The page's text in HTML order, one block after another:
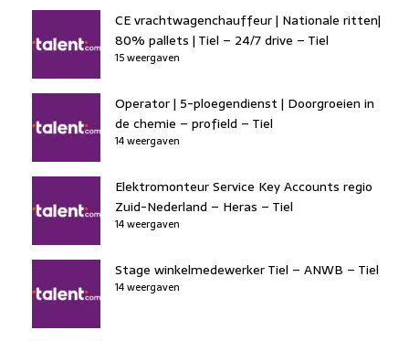
CE vrachtwagenchauffeur | Nationale ritten|
80% pallets | Tiel – 24/7 drive – Tiel
15 weergaven
Operator | 5-ploegendienst | Doorgroeien in
de chemie – profield – Tiel
14 weergaven
Elektromonteur Service Key Accounts regio
Zuid-Nederland – Heras – Tiel
14 weergaven
Stage winkelmedewerker Tiel – ANWB – Tiel
14 weergaven